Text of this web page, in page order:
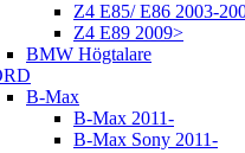
Z4 E85/ E86 2003-
Z4 E89 2009>
BMW Högtalare
B-Max
B-Max 2011-
B-Max Sony 2011-